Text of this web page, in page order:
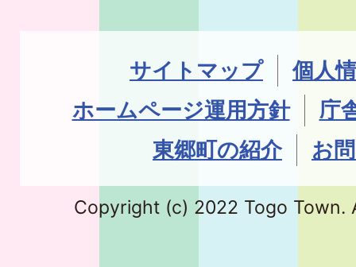
サイトマップ
個人
ホームページ運用方針
庁
東郷町の紹介
お
Copyright (c) 2022 Togo Town.